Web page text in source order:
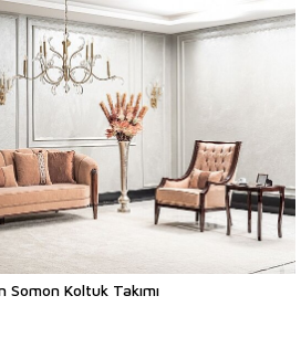
Somon Koltuk Takımı